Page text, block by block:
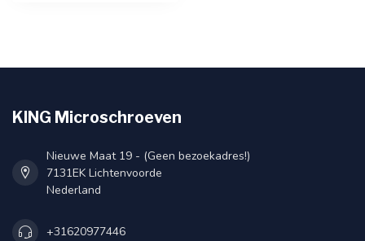
KING Microschroeven
Nieuwe Maat 19 - (Geen bezoekadres!)
7131EK Lichtenvoorde
Nederland
+31620977446